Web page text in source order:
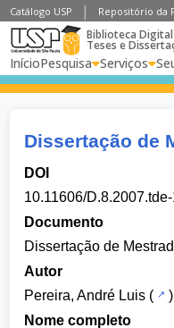
Catálogo USP Repositório da
Biblioteca
Teses e
InícioPesquisa Serviços
Dissertação de
DOI
10.11606/
Documento
Dissertação de
Autor
Pereira, André Luis (
)
Nome completo